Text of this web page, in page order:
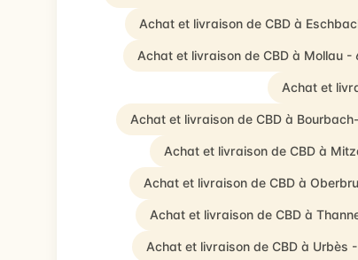
Achat et livraison de CBD à
Achat et livraison de CBD à Mollau -
Achat et
Achat et livraison de CBD à
Achat et livraison de CBD à
Achat et livraison de CBD à
Achat et livraison de CBD à
Achat et livraison de CBD à Urbès -